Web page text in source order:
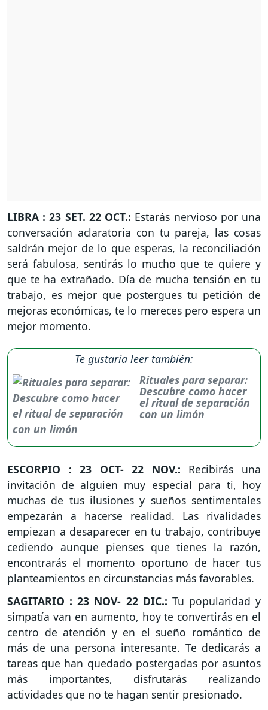
LIBRA : 23 SET. 22 OCT.: Estarás nervioso por una
conversación aclaratoria con tu pareja, las cosas
saldrán mejor de lo que esperas, la reconciliación
será fabulosa, sentirás lo mucho que te quiere y
que te ha extrañado. Día de mucha tensión en tu
trabajo, es mejor que postergues tu petición de
mejoras económicas, te lo mereces pero espera un
mejor momento.
Te gustaría leer también:
Rituales para separar:
Descubre como hacer
el ritual de separación
con un limón
ESCORPIO : 23 OCT- 22 NOV.: Recibirás una
invitación de alguien muy especial para ti, hoy
muchas de tus ilusiones y sueños sentimentales
empezarán a hacerse realidad. Las rivalidades
empiezan a desaparecer en tu trabajo, contribuye
cediendo aunque pienses que tienes la razón,
encontrarás el momento oportuno de hacer tus
planteamientos en circunstancias más favorables.
SAGITARIO : 23 NOV- 22 DIC.: Tu popularidad y
simpatía van en aumento, hoy te convertirás en el
centro de atención y en el sueño romántico de
más de una persona interesante. Te dedicarás a
tareas que han quedado postergadas por asuntos
más importantes, disfrutarás realizando
actividades que no te hagan sentir presionado.